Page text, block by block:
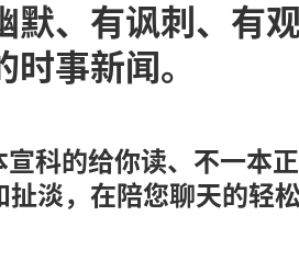
默、有讽刺、有
事新闻。
宣科的给你读、不一本正
淡，在陪您聊天的轻